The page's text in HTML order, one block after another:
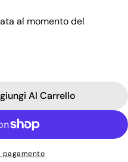
al momento del
Gel Polish 8ml Pure
Per Gel Polish
Al Carrello
pagamento